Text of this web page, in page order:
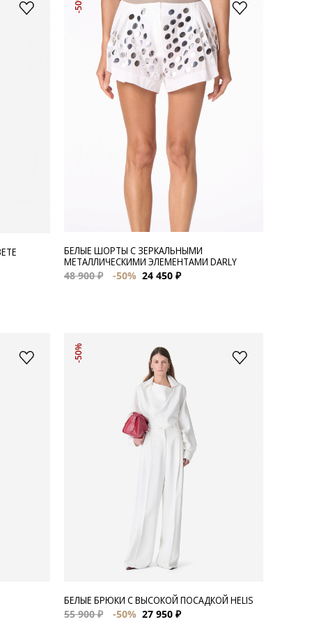
БЕЛЫЕ ШОРТЫ С ЗЕРКАЛЬНЫМИ
МЕТАЛЛИЧЕСКИМИ ЭЛЕМЕНТАМИ DARLY
48 900 ₽
-50% 24 450 ₽
-50%
БЕЛЫЕ БРЮКИ С ВЫСОКОЙ ПОСАДКОЙ HELIS
55 900 ₽
-50% 27 950 ₽